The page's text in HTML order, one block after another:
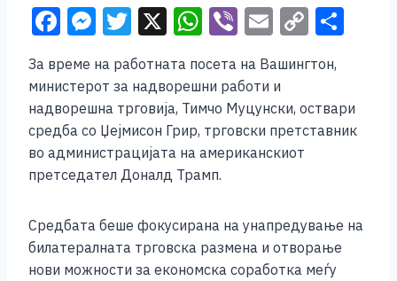
F
c
e
b
o
o
k
M
ss
e
n
g
er
T
wi
tt
er
X W
at
s
A
p
p
Vi
er
E
ai
l
C
p
y
Li
e
За време на работната посета на Вашингтон,
министерот за надворешни работи и
надворешна трговија, Тимчо Муцунски, оствари
средба со Џејмисон Грир, трговски претставник
во администрацијата на американскиот
претседател Доналд Трамп.
Средбата беше фокусирана на унапредување на
билатералната трговска размена и отворање
нови можности за економска соработка меѓу